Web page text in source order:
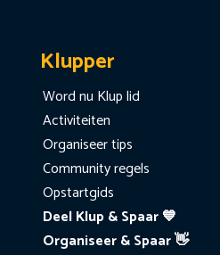
Klupper
Word nu Klup lid
Activiteiten
Organiseer tips
Community regels
Opstartgids
Deel Klup & Spaar 💙
Organiseer & Spaar 👋